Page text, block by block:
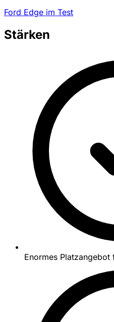
Ford Edge im Test
Stärken
Enormes